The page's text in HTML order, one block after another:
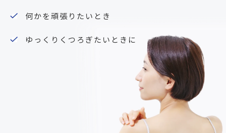
何かを頑張りたいとき
ゆっくりくつろぎたいときに